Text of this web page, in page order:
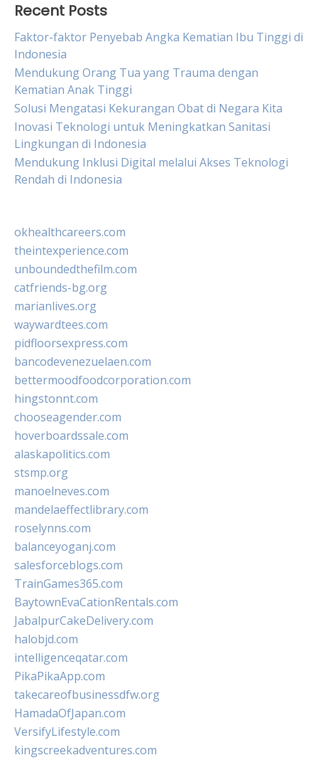
Recent Posts
Faktor-faktor Penyebab Angka Kematian Ibu Tinggi di
Indonesia
Mendukung Orang Tua yang Trauma dengan
Kematian Anak Tinggi
Solusi Mengatasi Kekurangan Obat di Negara Kita
Inovasi Teknologi untuk Meningkatkan Sanitasi
Lingkungan di Indonesia
Mendukung Inklusi Digital melalui Akses Teknologi
Rendah di Indonesia
okhealthcareers.com
theintexperience.com
unboundedthefilm.com
catfriends-bg.org
marianlives.org
waywardtees.com
pidfloorsexpress.com
bancodevenezuelaen.com
bettermoodfoodcorporation.com
hingstonnt.com
chooseagender.com
hoverboardssale.com
alaskapolitics.com
stsmp.org
manoelneves.com
mandelaeffectlibrary.com
roselynns.com
balanceyoganj.com
salesforceblogs.com
TrainGames365.com
BaytownEvaCationRentals.com
JabalpurCakeDelivery.com
halobjd.com
intelligenceqatar.com
PikaPikaApp.com
takecareofbusinessdfw.org
HamadaOfJapan.com
VersifyLifestyle.com
kingscreekadventures.com